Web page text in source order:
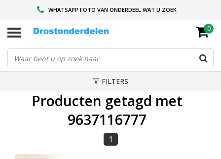
WHATSAPP FOTO VAN ONDERDEEL WAT U ZOEK
VOOR 16.00 BESTELD, VANDAAG VERZONDEN
GESPECIALISEERD PEUGEOT
0
FILTERS
Producten getagd met
9637116777
1